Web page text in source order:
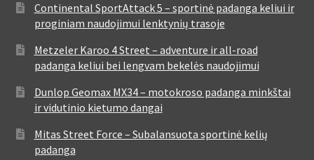
Continental SportAttack 5 – sportinė padanga keliui ir
proginiam naudojimui lenktynių trasoje
Metzeler Karoo 4 Street – adventure ir all-road
padanga keliui bei lengvam bekelės naudojimui
Dunlop Geomax MX34 – motokroso padanga minkštai
ir vidutinio kietumo dangai
Mitas Street Force – Subalansuota sportinė kelių
padanga